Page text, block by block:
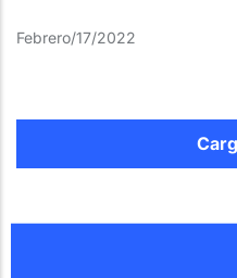
Febrero/17/2022